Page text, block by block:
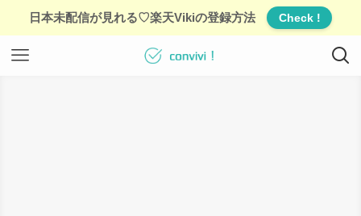
日本未配信が見れる♡楽天Vikiの登録方法 Check !